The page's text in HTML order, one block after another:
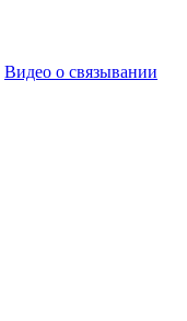
Видео о связывании